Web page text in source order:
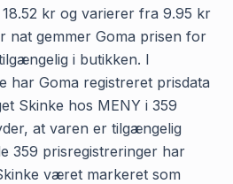
kr og varierer fra 9.95 kr
nat gemmer Goma prisen for
i butikken. I
har Goma registreret prisdata
Skinke hos MENY i 359
at varen er tilgængelig
359 prisregistreringer har
været markeret som